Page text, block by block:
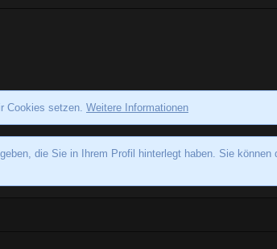
Cookies setzen. Weitere Informationen
die Sie in Ihrem Profil hinterlegt haben. Sie können